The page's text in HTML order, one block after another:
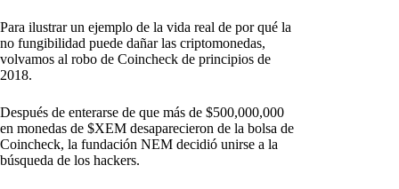
Para ilustrar un ejemplo de la vida real de por qué la
no fungibilidad puede dañar las criptomonedas,
volvamos al robo de Coincheck de principios de
2018.
Después de enterarse de que más de $500,000,000
en monedas de $XEM desaparecieron de la bolsa de
Coincheck, la fundación NEM decidió unirse a la
búsqueda de los hackers.